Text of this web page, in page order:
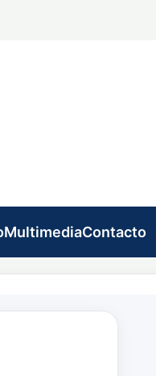
MultimediaContacto